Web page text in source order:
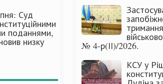
Суд
поданнями,
низку
№ 4-р(ІІ)/2026.
КСУ у